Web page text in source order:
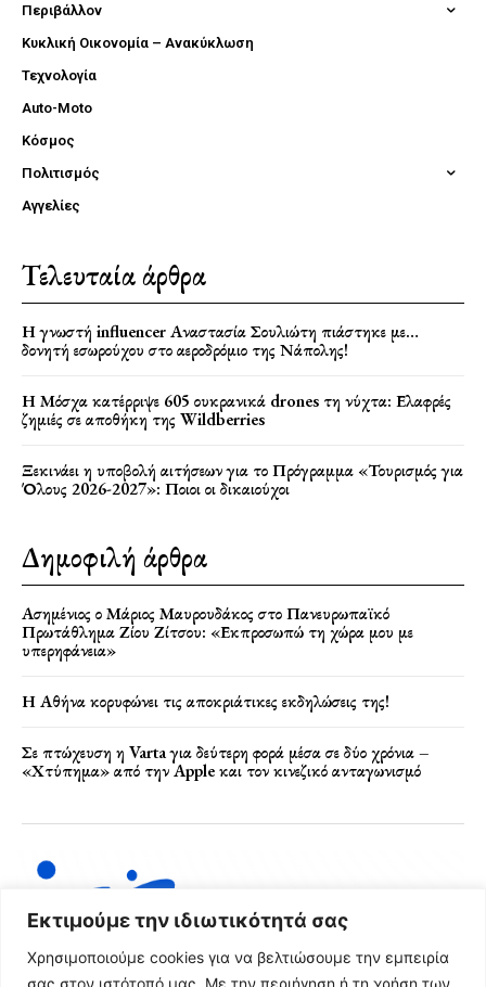
Εκτιμούμε την ιδιωτικότητά σας
Χρησιμοποιούμε cookies για να βελτιώσουμε την εμπειρία
σας στον ιστότοπό μας. Με την περιήγηση ή τη χρήση των
Περιβάλλον
Κυκλική Οικονομία – Ανακύκλωση
Τεχνολογία
Auto-Moto
Κόσμος
Πολιτισμός
Αγγελίες
Τελευταία άρθρα
Η γνωστή influencer Αναστασία Σουλιώτη πιάστηκε με…
δονητή εσωρούχου στο αεροδρόμιο της Νάπολης!
Η Μόσχα κατέρριψε 605 ουκρανικά drones τη νύχτα: Ελαφρές
ζημιές σε αποθήκη της Wildberries
Ξεκινάει η υποβολή αιτήσεων για το Πρόγραμμα «Τουρισμός για
Όλους 2026-2027»: Ποιοι οι δικαιούχοι
Δημοφιλή άρθρα
Ασημένιος ο Μάριος Μαυρουδάκος στο Πανευρωπαϊκό
Πρωτάθλημα Ζίου Ζίτσου: «Εκπροσωπώ τη χώρα μου με
υπερηφάνεια»
Η Αθήνα κορυφώνει τις αποκριάτικες εκδηλώσεις της!
Σε πτώχευση η Varta για δεύτερη φορά μέσα σε δύο χρόνια –
«Χτύπημα» από την Apple και τον κινεζικό ανταγωνισμό